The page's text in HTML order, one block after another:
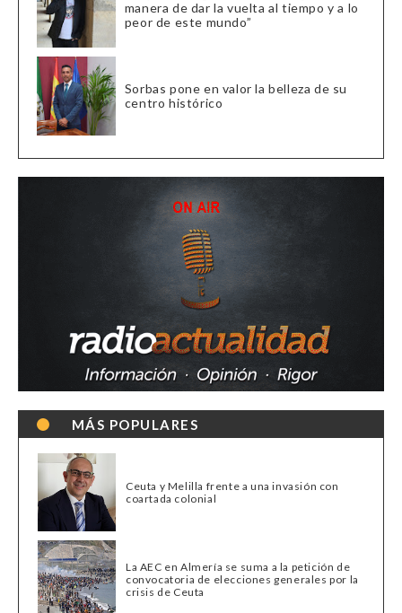
manera de dar la vuelta al tiempo y a lo
peor de este mundo”
Sorbas pone en valor la belleza de su
centro histórico
MÁS POPULARES
Ceuta y Melilla frente a una invasión con
coartada colonial
La AEC en Almería se suma a la petición de
convocatoria de elecciones generales por la
crisis de Ceuta